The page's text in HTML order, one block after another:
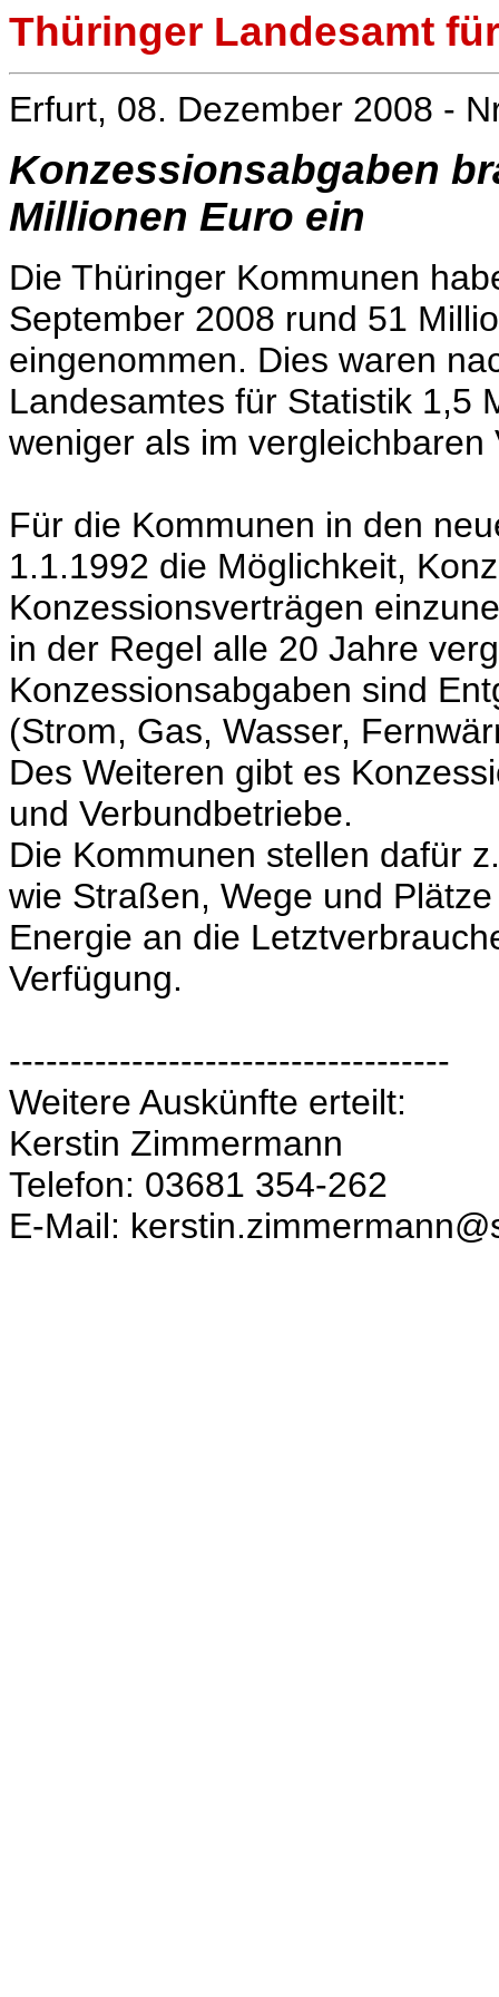
Thüringer Landesamt
Erfurt, 08. Dezember 2008 -
Konzessionsabgaben
Millionen Euro ein
Die Thüringer Kommunen
September 2008 rund 51
eingenommen. Dies waren
Landesamtes für Statistik 1,5
weniger als im vergleichbaren
Für die Kommunen in den
1.1.1992 die Möglichkeit,
Konzessionsverträgen
in der Regel alle 20 Jahre
Konzessionsabgaben sind
(Strom, Gas, Wasser,
Des Weiteren gibt es
und Verbundbetriebe.
Die Kommunen stellen dafür
wie Straßen, Wege und
Energie an die
Verfügung.
------------------------------------
Weitere Auskünfte erteilt:
Kerstin Zimmermann
Telefon: 03681 354-262
E-Mail: